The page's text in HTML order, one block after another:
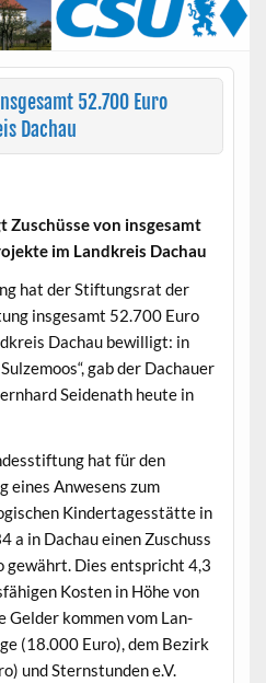
52.700 Euro
Dachau
von ins­ge­samt
im Land­kreis Dachau
hat der Stiftungsrat der
ins­ge­samt 52.700 Euro
Dachau bewil­ligt: in
gab der Dachauer
Sei­de­nath heute in
hat für den
eines Anwe­sens zum
Kindertagesstätte in
a in Dachau einen Zuschuss
gewährt. Dies entspricht 4,3
Kosten in Höhe von
Gelder kom­men vom Lan­
(18.000 Euro), dem Bezirk
und Stern­stun­den e.V.